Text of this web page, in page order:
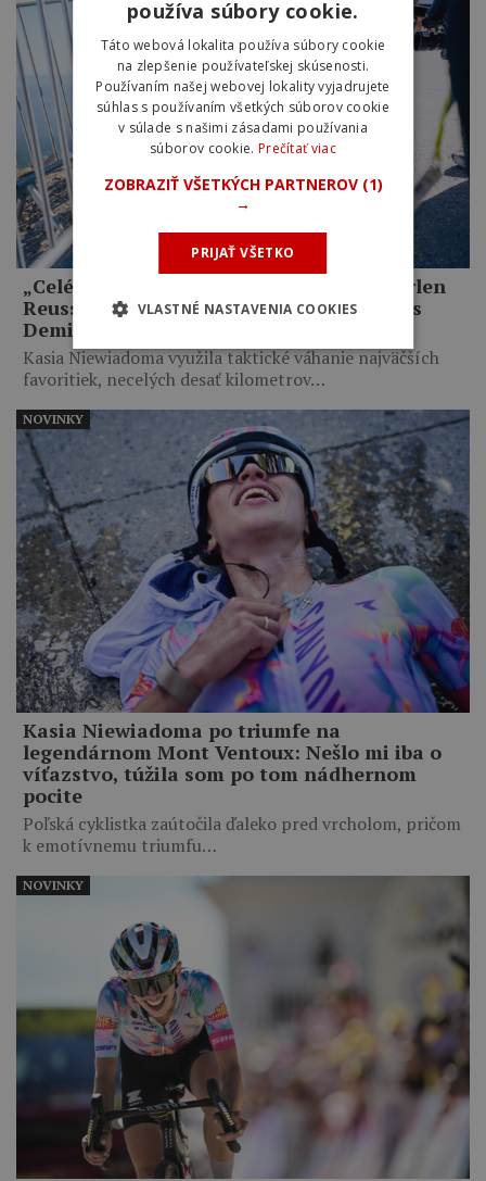
„Celé mi to pripadalo trochu hlúpe.“ Marlen
Reusser priznala zbytočné taktizovanie s
Demi Vollering na Mont Ventoux
Kasia Niewiadoma využila taktické váhanie najväčších
favoritiek, necelých desať kilometrov…
Kasia Niewiadoma po triumfe na
legendárnom Mont Ventoux: Nešlo mi iba o
víťazstvo, túžila som po tom nádhernom
pocite
Poľská cyklistka zaútočila ďaleko pred vrcholom, pričom
k emotívnemu triumfu…
NOVINKY
NOVINKY
používa súbory cookie.
Táto webová lokalita používa súbory cookie
na zlepšenie používateľskej skúsenosti.
Používaním našej webovej lokality vyjadrujete
súhlas s používaním všetkých súborov cookie
v súlade s našimi zásadami používania
súborov cookie. Prečítať viac
ZOBRAZIŤ VŠETKÝCH PARTNEROV (1)
→
PRIJAŤ VŠETKO
VLASTNÉ NASTAVENIA COOKIES